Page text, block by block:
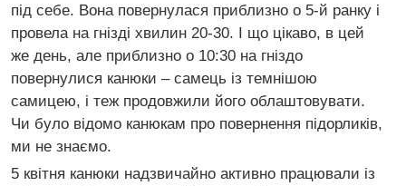
під себе. Вона повернулася приблизно о 5-й ранку і
провела на гнізді хвилин 20-30. І що цікаво, в цей
же день, але приблизно о 10:30 на гніздо
повернулися канюки – самець із темнішою
самицею, і теж продовжили його облаштовувати.
Чи було відомо канюкам про повернення підорликів,
ми не знаємо.
5 квітня канюки надзвичайно активно працювали із